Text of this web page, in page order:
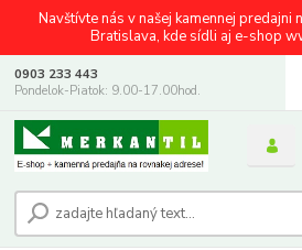
Navštívte nás v našej kamennej predajni
Bratislava, kde sídli aj e-shop
0903 233 443
Pondelok-Piatok: 9.00-17.00hod.